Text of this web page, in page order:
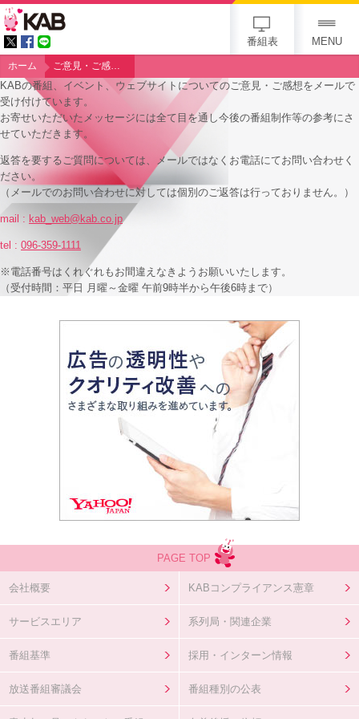
番組表 MENU
ホーム ご意見・ご感想【FP】
KABの番組、イベント、ウェブサイトについてのご意見・ご感想をメールで
受け付けています。
お寄せいただいたメッセージには全て目を通し今後の番組制作等の参考にさ
せていただきます。
返答を要するご質問については、メールではなくお電話にてお問い合わせく
ださい。
（メールでのお問い合わせに対しては個別のご返答は行っておりません。）
mail : kab_web@kab.co.jp
tel : 096-359-1111
※電話番号はくれぐれもお間違えなきようお願いいたします。
（受付時間：平日 月曜～金曜 午前9時半から午後6時まで）
PAGE TOP
会社概要 KABコンプライアンス憲章
サービスエリア 系列局・関連企業
番組基準 採用・インターン情報
放送番組審議会 番組種別の公表